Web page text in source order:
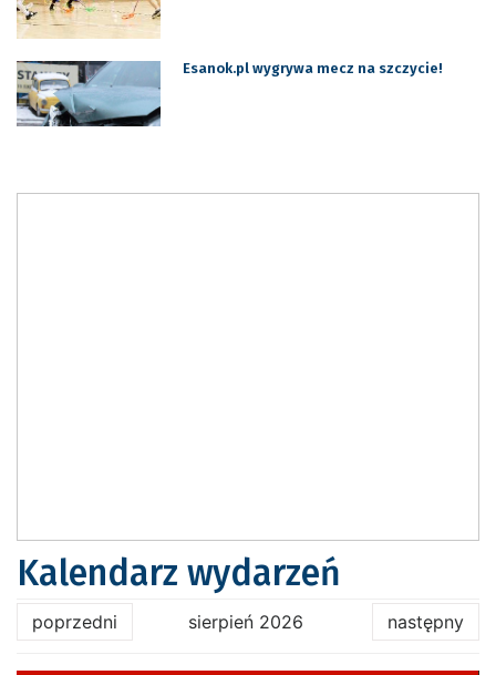
Esanok.pl wygrywa mecz na szczycie!
Kalendarz wydarzeń
poprzedni sierpień 2026 następny